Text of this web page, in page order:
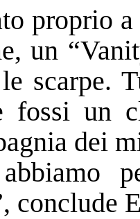
proprio
un
scarpe.
fossi un
dei
conclude